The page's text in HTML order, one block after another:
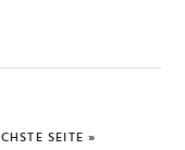
SEITEAUFRUFEN
»